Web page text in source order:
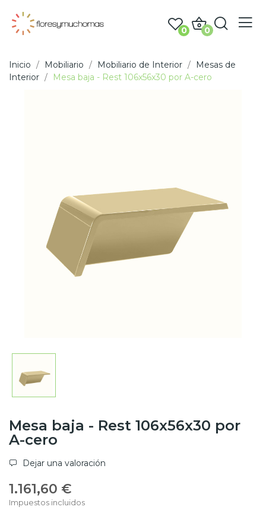
0 0
Inicio Mobiliario Mobiliario de Interior
Mesas de
Interior
Mesa baja - Rest 106x56x30 por A-cero
Mesa baja - Rest 106x56x30 por
A-cero
Dejar una valoración
1.161,60 €
Impuestos incluidos